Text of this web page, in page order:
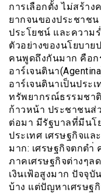
การเลือกตั้ง ไม่สร้า
ยากจนของประชาช
ประโยชน์ และความ
ตัวอย่างของนโยบาย
คนพูดถึงกันมาก คือก
อาร์เจนตินา
อาร์เจนตินาเป็นประ
ทรัพยากรณ์ธรรมชา
ก้าวหน้า ประชาชน
ต่อมา มีรัฐบาลที่มีนโ
ประเทศ เศรษฐกิจแล
มาก: เศรษฐกิจตกตำ่
ภาคเศรษฐกิจต่างๆ
เงินเฟ้อสูงมาก ปัจจุ
บ้าง แต่ปัญหาเศรษฐ